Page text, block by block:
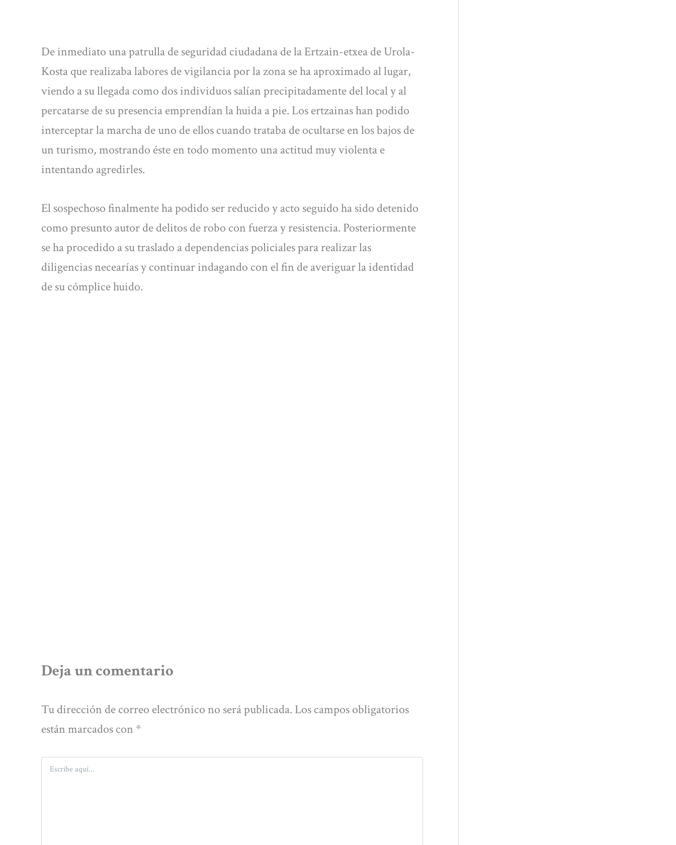
De inmediato una patrulla de seguridad ciudadana de la Ertzain-etxea de Urola-
Kosta que realizaba labores de vigilancia por la zona se ha aproximado al lugar,
viendo a su llegada como dos individuos salían precipitadamente del local y al
percatarse de su presencia emprendían la huida a pie. Los ertzainas han podido
interceptar la marcha de uno de ellos cuando trataba de ocultarse en los bajos de
un turismo, mostrando éste en todo momento una actitud muy violenta e
intentando agredirles.
El sospechoso finalmente ha podido ser reducido y acto seguido ha sido detenido
como presunto autor de delitos de robo con fuerza y resistencia. Posteriormente
se ha procedido a su traslado a dependencias policiales para realizar las
diligencias necearías y continuar indagando con el fin de averiguar la identidad
de su cómplice huido.
Deja un comentario
Tu dirección de correo electrónico no será publicada. Los campos obligatorios
están marcados con *
Escribe
aquí...